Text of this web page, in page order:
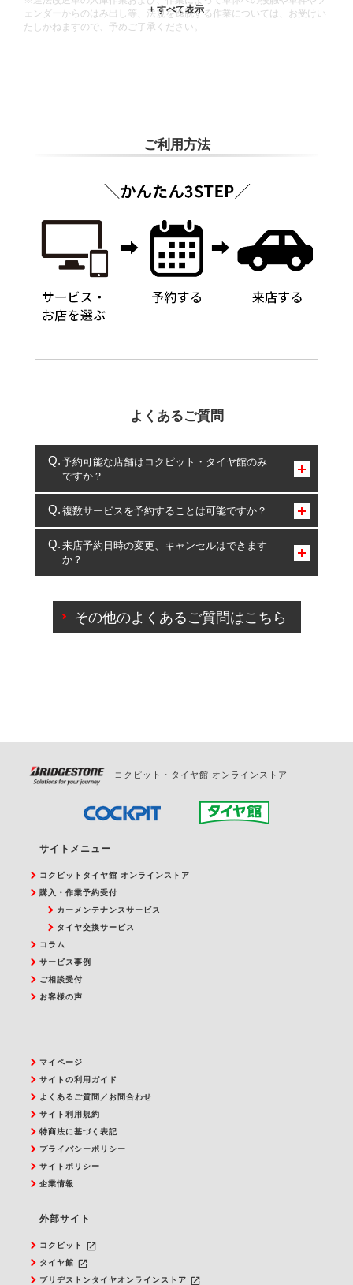
ェンダーからのはみ出し等、法規を逸脱する作業については、お受けい
たしかねますので、予めご了承ください。
ご利用方法
よくあるご質問
予約可能な店舗はコクピット・タイヤ館のみ
ですか？
コクピット・タイヤ館のみとなります。
複数サービスを予約することは可能ですか？
複数サービスのご予約は可能です。
一部の商品・サービスの組み合わせに限り、同時にご予約が
出来ないものもございます。
来店予約日時の変更、キャンセルはできます
か？
ご来店予約日の3営業日前を過ぎている場合のご予約
の日時変更につきましては、直接ご予約の店舗まで
その他のよくあるご質問はこちら
コクピット・タイヤ館 オンラインストア
サイトメニュー
コクピットタイヤ館 オンラインストア
購入・作業予約受付
カーメンテナンスサービス
タイヤ交換サービス
コラム
サービス事例
ご相談受付
お客様の声
マイページ
サイトの利用ガイド
よくあるご質問／お問合わせ
サイト利用規約
特商法に基づく表記
プライバシーポリシー
サイトポリシー
企業情報
外部サイト
コクピット launch
タイヤ館 launch
ブリヂストンタイヤオンラインストア launch